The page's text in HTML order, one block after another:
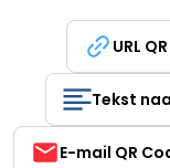
URL
Tekst
E-mail QR